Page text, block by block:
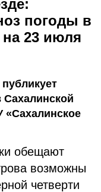
погоды в
на 23 июля
«Сахалинское
обещают
возможны
четверти